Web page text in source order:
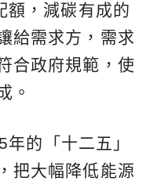
額，減碳有成的
給需求方，需求
合政府規範，使
。
的「十二五」
把大幅降低能源